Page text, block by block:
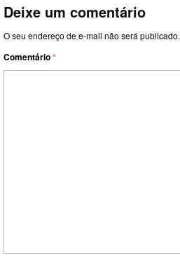
Deixe um comentário
O seu endereço de e-mail não será publicado.
Comentário*